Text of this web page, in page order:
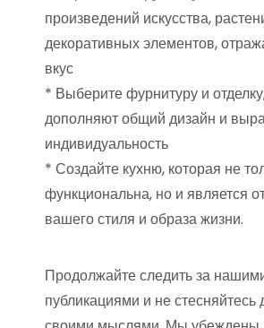
произведений искусства,
декоративных элементов,
вкус
* Выберите фурнитуру и
дополняют общий дизайн и
индивидуальность
* Создайте кухню, которая не
функциональна, но и является
вашего стиля и образа жизни.
Продолжайте следить за
публикациями и не стесняйтесь